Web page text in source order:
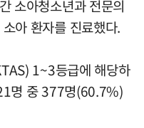
소아청소년과 전문의
아 환자를 진료했다.
1~3등급에 해당하
명 중 377명(60.7%)